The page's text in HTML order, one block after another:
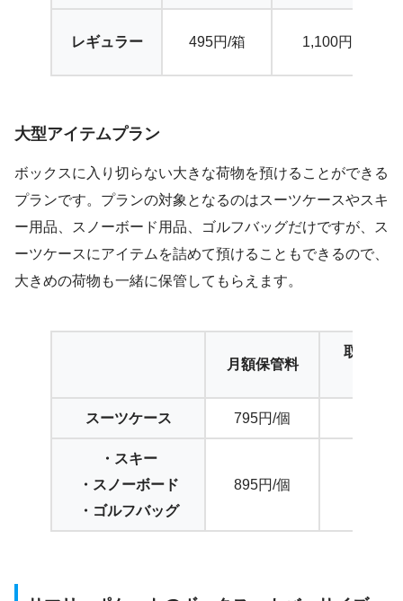
レギュラー 495円/箱 1,100円/箱
大型アイテムプラン
ボックスに入り切らない大きな荷物を預けることができる
プランです。プランの対象となるのはスーツケースやスキ
ー用品、スノーボード用品、ゴルフバッグだけですが、ス
ーツケースにアイテムを詰めて預けることもできるので、
大きめの荷物も一緒に保管してもらえます。
月額保管料
取り出
スーツケース 795円/個
・スキー
・スノーボード
・ゴルフバッグ
895円/個